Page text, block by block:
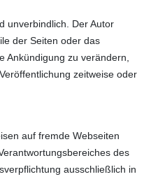
unverbindlich. Der Autor
der Seiten oder das
Ankündigung zu verändern,
zeitweise oder
auf fremde Webseiten
des
ausschließlich in